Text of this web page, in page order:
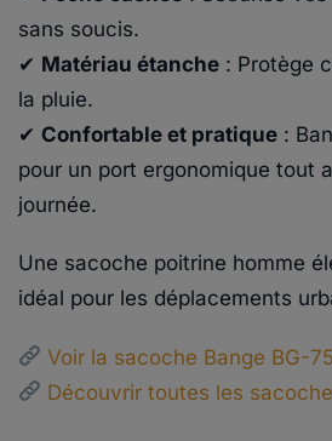
sans soucis.
✔ Matériau étanche : Protège
la pluie.
✔ Confortable et pratique :
pour un port ergonomique tout
journée.
Une sacoche poitrine homme
idéal pour les déplacements
Voir la sacoche Bange BG-
Découvrir toutes les